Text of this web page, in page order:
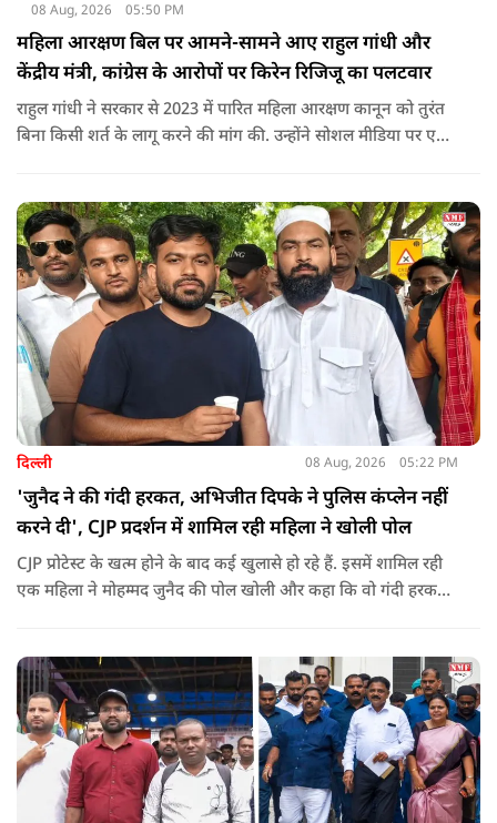
08 Aug, 2026 05:50 PM
महिला आरक्षण बिल पर आमने-सामने आए राहुल गांधी और
केंद्रीय मंत्री, कांग्रेस के आरोपों पर किरेन रिजिजू का पलटवार
राहुल गांधी ने सरकार से 2023 में पारित महिला आरक्षण कानून को तुरंत
बिना किसी शर्त के लागू करने की मांग की. उन्होंने सोशल मीडिया पर एक
दिल्ली 08 Aug, 2026 05:22 PM
'जुनैद ने की गंदी हरकत, अभिजीत दिपके ने पुलिस कंप्लेन नहीं
करने दी', CJP प्रदर्शन में शामिल रही महिला ने खोली पोल
CJP प्रोटेस्ट के खत्म होने के बाद कई खुलासे हो रहे हैं. इसमें शामिल रही
एक महिला ने मोहम्मद जुनैद की पोल खोली और कहा कि वो गंदी हरकतें
दिया.